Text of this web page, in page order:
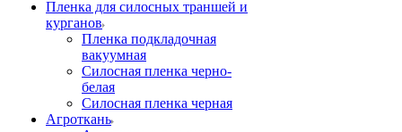
Пленка для силосных траншей и
курганов
Пленка подкладочная
вакуумная
Силосная пленка черно-
белая
Силосная пленка черная
Агроткань